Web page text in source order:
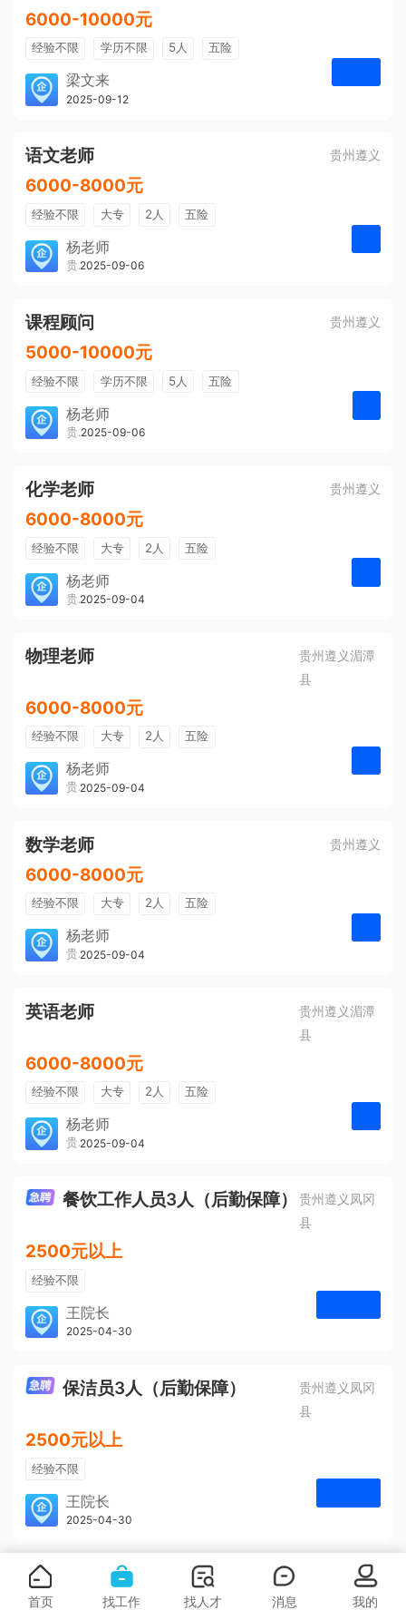
6000-10000元
经验不限 学历不限 5人
五险
免费培训
包住宿
梁文来
贵州璟琦物流有限公司
2025-09-12
语文老师 贵州遵义
6000-8000元
经验不限 大专 2人
五险
带薪年假
年终奖
免费培训
包住宿
杨老师
贵州大美前程文化发展有限公司
2025-09-06
课程顾问 贵州遵义
5000-10000元
经验不限 学历不限 5人
五险
带薪年假
年终奖
免费培训
包住宿
杨老师
贵州大美前程文化发展有限公司
2025-09-06
化学老师 贵州遵义
6000-8000元
经验不限 大专 2人
五险
带薪年假
年终奖
免费培训
包住宿
杨老师
贵州大美前程文化发展有限公司
2025-09-04
物理老师
贵州遵义湄潭
县
6000-8000元
经验不限 大专 2人
五险
带薪年假
年终奖
免费培训
包住宿
杨老师
贵州大美前程文化发展有限公司
2025-09-04
数学老师 贵州遵义
6000-8000元
经验不限 大专 2人
五险
带薪年假
年终奖
免费培训
包住宿
杨老师
贵州大美前程文化发展有限公司
2025-09-04
英语老师
贵州遵义湄潭
县
6000-8000元
经验不限 大专 2人
五险
带薪年假
年终奖
免费培训
包住宿
杨老师
贵州大美前程文化发展有限公司
2025-09-04
餐饮工作人员3人（后勤保障）
贵州遵义凤冈
县
2500元以上
经验不限
学历不限
3人
王院长
凤冈安宁医院
2025-04-30
保洁员3人（后勤保障）
贵州遵义凤冈
县
2500元以上
经验不限
学历不限
3人
王院长
凤冈安宁医院
2025-04-30
首页 找工作 找人才 消息 我的